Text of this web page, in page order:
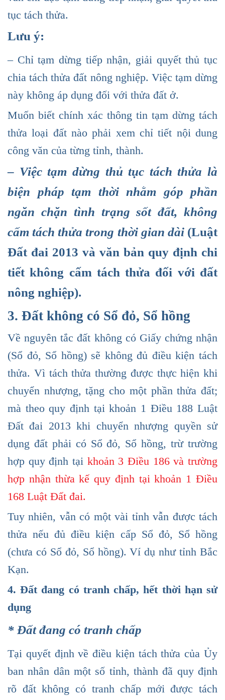
tục tách thửa.
Lưu ý:
– Chỉ tạm dừng tiếp nhận, giải quyết thủ tục
chia tách thửa đất nông nghiệp. Việc tạm dừng
này không áp dụng đối với thửa đất ở.
Muốn biết chính xác thông tin tạm dừng tách
thửa loại đất nào phải xem chỉ tiết nội dung
công văn của từng tỉnh, thành.
– Việc tạm dừng thủ tục tách thửa là
biện pháp tạm thời nhằm góp phần
ngăn chặn tình trạng sốt đất, không
cấm tách thửa trong thời gian dài(Luật
Đất đai 2013 và văn bản quy định chi
tiết không cấm tách thửa đối với đất
nông nghiệp).
3. Đất không có Sổ đỏ, Sổ hồng
Về nguyên tắc đất không có Giấy chứng nhận
(Sổ đỏ, Sổ hồng) sẽ không đủ điều kiện tách
thửa. Vì tách thửa thường được thực hiện khi
chuyển nhượng, tặng cho một phần thửa đất;
mà theo quy định tại khoản 1 Điều 188 Luật
Đất đai 2013 khi chuyển nhượng quyền sử
dụng đất phải có Sổ đỏ, Sổ hồng, trừ trường
hợp quy định tại khoản 3 Điều 186 và trường
hợp nhận thừa kế quy định tại khoản 1 Điều
168 Luật Đất đai.
Tuy nhiên, vẫn có một vài tỉnh vẫn được tách
thửa nếu đủ điều kiện cấp Sổ đỏ, Sổ hồng
(chưa có Sổ đỏ, Sổ hồng). Ví dụ như tỉnh Bắc
Kạn.
4. Đất đang có tranh chấp, hết thời hạn sử
dụng
* Đất đang có tranh chấp
Tại quyết định về điều kiện tách thửa của Ủy
ban nhân dân một số tỉnh, thành đã quy định
rõ đất không có tranh chấp mới được tách